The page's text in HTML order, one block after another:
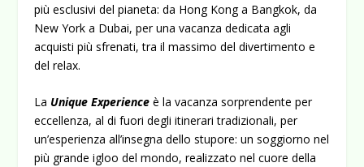
più esclusivi del pianeta: da Hong Kong a Bangkok, da
New York a Dubai, per una vacanza dedicata agli
acquisti più sfrenati, tra il massimo del divertimento e
del relax.
La Unique Experience è la vacanza sorprendente per
eccellenza, al di fuori degli itinerari tradizionali, per
un’esperienza all’insegna dello stupore: un soggiorno nel
più grande igloo del mondo, realizzato nel cuore della